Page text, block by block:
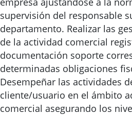
supervisión del responsable
departamento. Realizar las
de la actividad comercial
documentación soporte
determinadas obligaciones
Desempeñar las actividades
cliente/usuario en el ámbito
comercial asegurando los